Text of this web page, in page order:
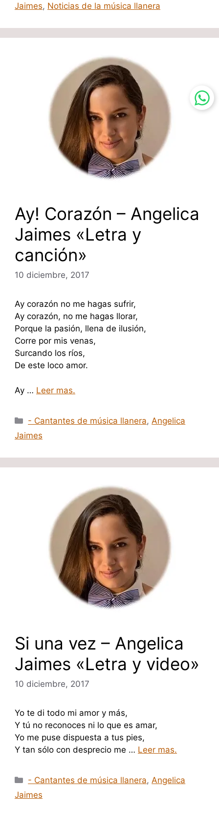
Jaimes, Noticias de la música llanera
Ay! Corazón – Angelica
Jaimes «Letra y
canción»
10 diciembre, 2017
Ay corazón no me hagas sufrir,
Ay corazón, no me hagas llorar,
Porque la pasión, llena de ilusión,
Corre por mis venas,
Surcando los ríos,
De este loco amor.
Ay … Leer mas.
Categorías
- Cantantes de música llanera, Angelica
Jaimes
Si una vez – Angelica
Jaimes «Letra y video»
10 diciembre, 2017
Yo te di todo mi amor y más,
Y tú no reconoces ni lo que es amar,
Yo me puse dispuesta a tus pies,
Y tan sólo con desprecio me … Leer mas.
Categorías
- Cantantes de música llanera,Angelica
Jaimes